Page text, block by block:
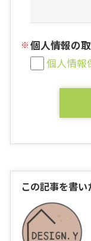
個人情報の
個人情報
この記事を書い